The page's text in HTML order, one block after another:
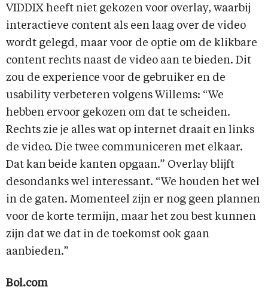
VIDDIX heeft niet gekozen voor overlay, waarbij
interactieve content als een laag over de video
wordt gelegd, maar voor de optie om de klikbare
content rechts naast de video aan te bieden. Dit
zou de experience voor de gebruiker en de
usability verbeteren volgens Willems: “We
hebben ervoor gekozen om dat te scheiden.
Rechts zie je alles wat op internet draait en links
de video. Die twee communiceren met elkaar.
Dat kan beide kanten opgaan.” Overlay blijft
desondanks wel interessant. “We houden het wel
in de gaten. Momenteel zijn er nog geen plannen
voor de korte termijn, maar het zou best kunnen
zijn dat we dat in de toekomst ook gaan
aanbieden.”
Bol.com